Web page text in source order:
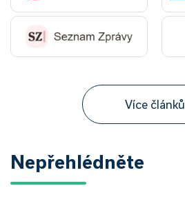
Více článků
Nepřehlédněte